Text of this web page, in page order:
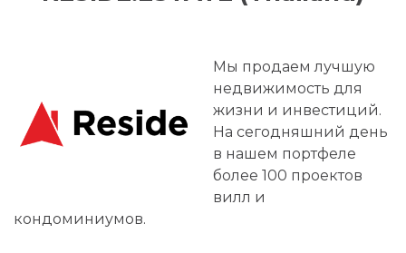
Мы продаем лучшую
недвижимость для
жизни и инвестиций.
На сегодняшний день
в нашем портфеле
более 100 проектов
вилл и
кондоминиумов.